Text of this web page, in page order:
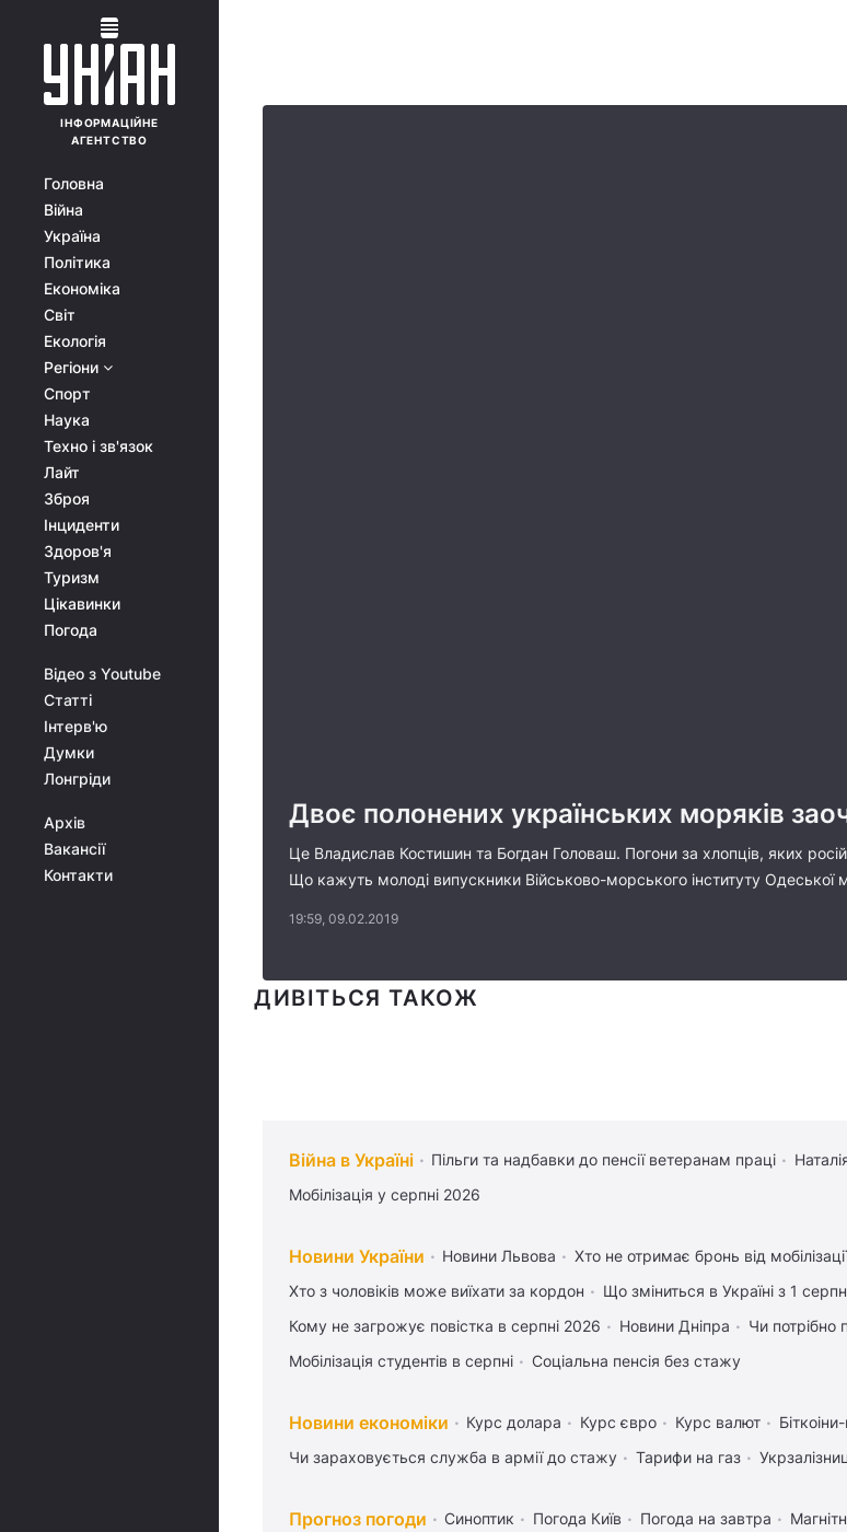
ІНФОРМАЦІЙНЕ
АГЕНТСТВО
Головна
Війна
Україна
Політика
Економіка
Світ
Екологія
Регіони
Спорт
Наука
Техно і зв'язок
Лайт
Зброя
Інциденти
Здоров'я
Туризм
Цікавинки
Погода
Відео з Youtube
Статті
Інтерв'ю
Думки
Лонгріди
Архів
Вакансії
Контакти
Двоє полонених українських моряків
Це Владислав Костишин та Богдан Головаш. Погони за хлопців, яких
Що кажуть молоді випускники Військово-морського інституту Одеської
19:59, 09.02.2019
ДИВІТЬСЯ ТАКОЖ
Війна в Україні Пільги та надбавки до пенсії ветеранам праці
Мобілізація у серпні 2026
Новини України Новини Львова Хто не отримає бронь від
Хто з чоловіків може виїхати за кордон
Що зміниться в Україні з 1
Кому не загрожує повістка в серпні 2026
Новини Дніпра Чи потрібно
Мобілізація студентів в серпні
Соціальна пенсія без стажу
Новини економіки Курс долара Курс євро Курс валют
Чи зараховується служба в армії до стажу
Тарифи на газ
Прогноз погоди Синоптик Погода Київ Погода на завтра